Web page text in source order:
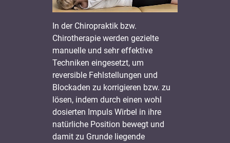
In der Chiropraktik bzw.
Chirotherapie werden gezielte
manuelle und sehr effektive
Techniken eingesetzt, um
reversible Fehlstellungen und
Blockaden zu korrigieren bzw. zu
lösen, indem durch einen wohl
dosierten Impuls Wirbel in ihre
natürliche Position bewegt und
damit zu Grunde liegende